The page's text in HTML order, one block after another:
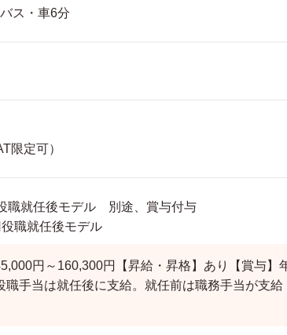
ス・車6分
限定可）
職就任後モデル 別途、賞与付与
職就任後モデル
円～160,300円【昇給・昇格】あり【賞与】
手当は就任後に支給。就任前は職務手当が支給